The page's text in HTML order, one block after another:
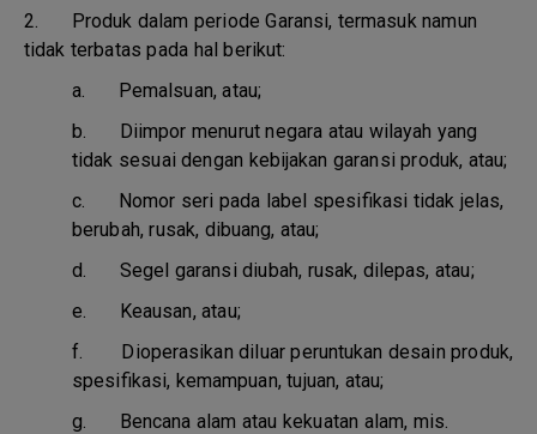
2. Produk dalam periode Garansi, termasuk namun
tidak terbatas pada hal berikut:
a. Pemalsuan, atau;
b. Diimpor menurut negara atau wilayah yang
tidak sesuai dengan kebijakan garansi produk, atau;
c. Nomor seri pada label spesifikasi tidak jelas,
berubah, rusak, dibuang, atau;
d. Segel garansi diubah, rusak, dilepas, atau;
e. Keausan, atau;
f. Dioperasikan diluar peruntukan desain produk,
spesifikasi, kemampuan, tujuan, atau;
g. Bencana alam atau kekuatan alam, mis.